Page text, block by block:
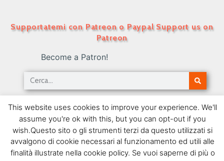
Supportatemi con Patreon o Paypal Support us on
Patreon
Become a Patron!
Tango Podcast in Italiano – Numero 408 – Gardel
e la Francia III
30/04/2018
SEGUIMI SU FACEBOOK
This website uses cookies to improve your experience. We'll
assume you're ok with this, but you can opt-out if you
wish.Questo sito o gli strumenti terzi da questo utilizzati si
avvalgono di cookie necessari al funzionamento ed utili alle
finalità illustrate nella cookie policy. Se vuoi saperne di più o